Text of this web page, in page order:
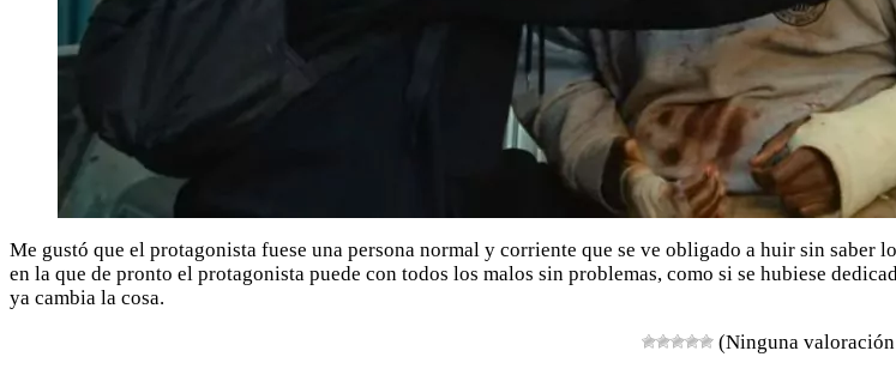
Me gustó que el protagonista fuese una persona normal y corriente que se ve obligado a huir sin
en la que de pronto el protagonista puede con todos los malos sin problemas, como si se hubiese
ya cambia la cosa.
(Ninguna